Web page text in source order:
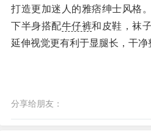
打造更加迷人的雅痞绅士风格
下半身搭配牛仔裤和皮鞋，袜
延伸视觉更有利于显腿长，干净
分享给朋友：